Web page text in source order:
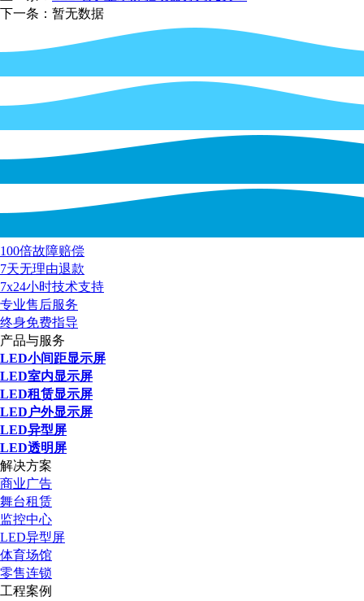
下一条：暂无数据
100倍故障赔偿
7天无理由退款
7x24小时技术支持
专业售后服务
终身免费指导
产品与服务
LED小间距显示屏
LED室内显示屏
LED租赁显示屏
LED户外显示屏
LED异型屏
LED透明屏
解决方案
商业广告
舞台租赁
监控中心
LED异型屏
体育场馆
零售连锁
工程案例